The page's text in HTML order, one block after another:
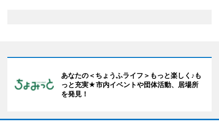
あなたの＜ちょうふライフ＞もっと楽しく♪も
っと充実★市内イベントや団体活動、居場所
を発見！